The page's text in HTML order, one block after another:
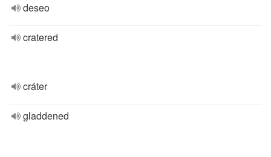
deseo
cratered
cráter
gladdened